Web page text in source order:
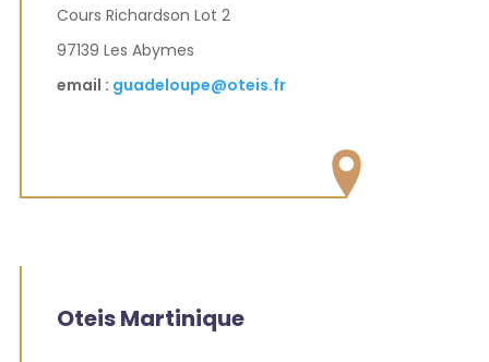
Cours Richardson Lot 2
97139 Les Abymes
email : guadeloupe@oteis.fr
Oteis Martinique